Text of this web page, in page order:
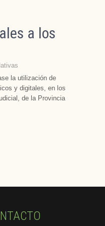
a los
la utilización de
y digitales, en los
de la Provincia